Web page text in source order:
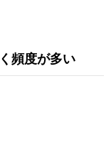
頻度が多い